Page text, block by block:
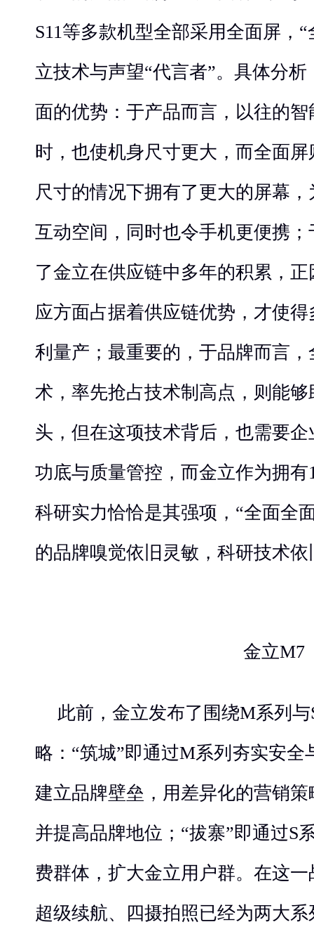
S11等多款机型全部采用全面屏，
立技术与声望“代言者”。具体分
面的优势：于产品而言，以往的
时，也使机身尺寸更大，而全面
尺寸的情况下拥有了更大的屏幕
互动空间，同时也令手机更便携
了金立在供应链中多年的积累，
应方面占据着供应链优势，才使
利量产；最重要的，于品牌而言，
术，率先抢占技术制高点，则能
头，但在这项技术背后，也需要
功底与质量管控，而金立作为拥
科研实力恰恰是其强项，“全面全
的品牌嗅觉依旧灵敏，科研技术依
金立M7
此前，金立发布了围绕M系列
略：“筑城”即通过M系列夯实安
建立品牌壁垒，用差异化的营销
并提高品牌地位；“拔寨”即通过S
费群体，扩大金立用户群。在这
超级续航、四摄拍照已经为两大